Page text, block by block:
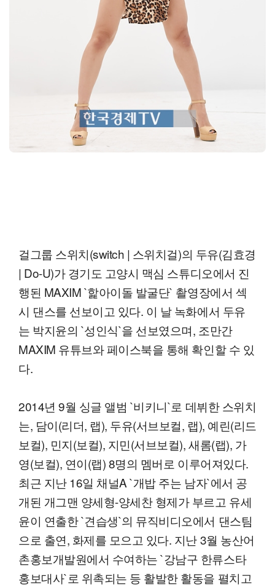
걸그룹 스위치(switch | 스위치걸)의 두유(김효경
| Do-U)가 경기도 고양시 맥심 스튜디오에서 진
행된 MAXIM `핥아이돌 발굴단` 촬영장에서 섹
시 댄스를 선보이고 있다. 이 날 녹화에서 두유
는 박지윤의 `성인식`을 선보였으며, 조만간
MAXIM 유튜브와 페이스북을 통해 확인할 수 있
다.
2014년 9월 싱글 앨범 `비키니`로 데뷔한 스위치
는, 담이(리더, 랩), 두유(서브보컬, 랩), 예린(리드
보컬), 민지(보컬), 지민(서브보컬), 새롬(랩), 가
영(보컬), 연이(랩) 8명의 멤버로 이루어져있다.
최근 지난 16일 채널A `개밥 주는 남자`에서 공
개된 개그맨 양세형-양세찬 형제가 부르고 유세
윤이 연출한 `견습생`의 뮤직비디오에서 댄스팀
으로 출연, 화제를 모으고 있다. 지난 3월 농산어
촌홍보개발원에서 수여하는 `강남구 한류스타
홍보대사`로 위촉되는 등 활발한 활동을 펼치고